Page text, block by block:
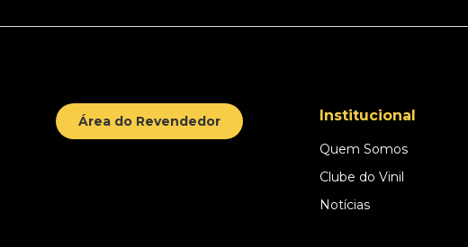
Área do Revendedor Institucional
Quem Somos
Clube do Vinil
Notícias